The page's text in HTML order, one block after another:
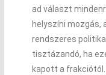
ad választ
helyszíni mozgás,
rendszeres
tisztázandó, ha
kapott a